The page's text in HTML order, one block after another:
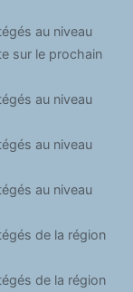
au niveau
sur le prochain
au niveau
au niveau
au niveau
de la région
de la région